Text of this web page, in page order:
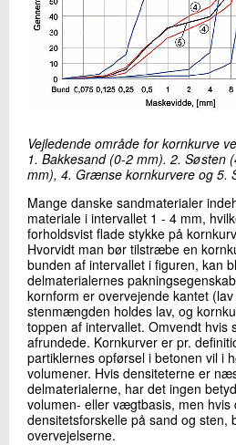
Vejledende område for kornkurve
1. Bakkesand (0-2 mm). 2. Søsten
mm), 4. Grænse kornkurvere og 5.
Mange danske sandmaterialer
materiale i intervallet 1 - 4 mm,
forholdsvist flade stykke på
Hvorvidt man bør tilstræbe en
bunden af intervallet i figuren, kan
delmaterialernes
kornform er overvejende kantet
stenmængden holdes lav, og
toppen af intervallet. Omvendt hvis
afrundede. Kornkurver er pr.
partiklernes opførsel i betonen vil i
volumener. Hvis densiteterne er
delmaterialerne, har det ingen
volumen- eller vægtbasis, men hvis
densitetsforskelle på sand og sten,
overvejelserne.